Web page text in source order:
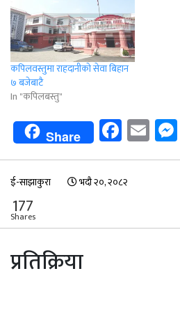
कपिलवस्तुमा राहदानीको सेवा बिहान
७ बजेबाटै
In "कपिलबस्तु"
Share
ई-साझाकुरा भदौ २०, २०८२
177
Shares
प्रतिक्रिया